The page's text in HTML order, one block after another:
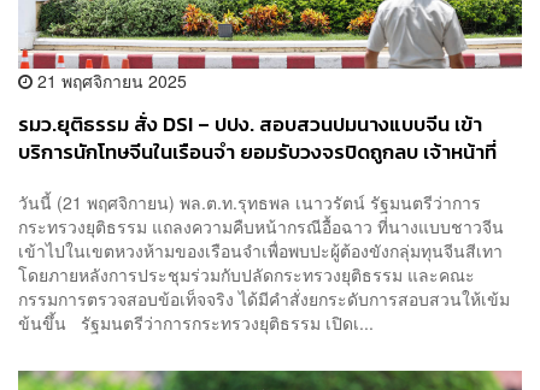
21 พฤศจิกายน 2025
รมว.ยุติธรรม สั่ง DSI – ปปง. สอบสวนปมนางแบบจีน เข้า
บริการนักโทษจีนในเรือนจำ ยอมรับวงจรปิดถูกลบ เจ้าหน้าที่
วันนี้ (21 พฤศจิกายน) พล.ต.ท.รุทธพล เนาวรัตน์ รัฐมนตรีว่าการ
กระทรวงยุติธรรม แถลงความคืบหน้ากรณีอื้อฉาว ที่นางแบบชาวจีน
เข้าไปในเขตหวงห้ามของเรือนจำเพื่อพบปะผู้ต้องขังกลุ่มทุนจีนสีเทา
โดยภายหลังการประชุมร่วมกับปลัดกระทรวงยุติธรรม และคณะ
กรรมการตรวจสอบข้อเท็จจริง ได้มีคำสั่งยกระดับการสอบสวนให้เข้ม
ข้นขึ้น รัฐมนตรีว่าการกระทรวงยุติธรรม เปิดเ...